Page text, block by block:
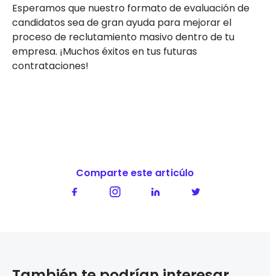
Esperamos que nuestro formato de evaluación de
candidatos sea de gran ayuda para mejorar el
proceso de reclutamiento masivo dentro de tu
empresa. ¡Muchos éxitos en tus futuras
contrataciones!
Comparte este articúlo